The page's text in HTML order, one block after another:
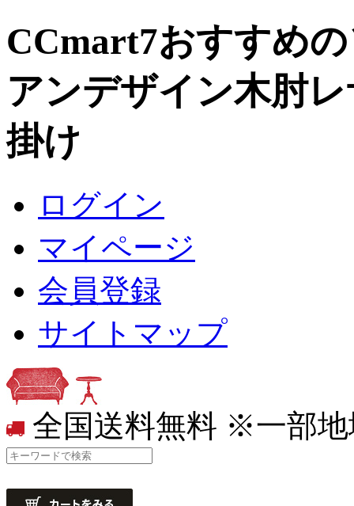
CCmart7おすすめ
アンデザイン木肘
掛け
ログイン
マイページ
会員登録
サイトマップ
全国送料無料 ※一部地